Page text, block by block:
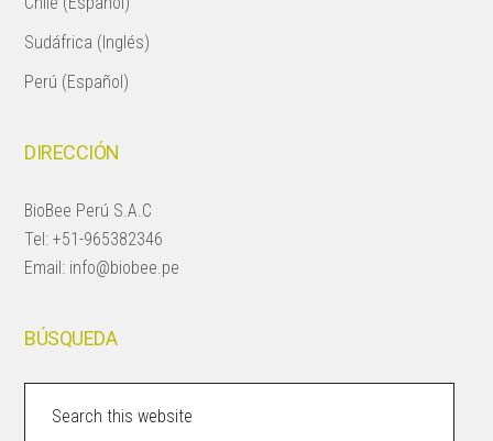
Sudáfrica (Inglés)
Perú (Español)
DIRECCIÓN
BioBee Perú S.A.C
Tel:+51-965382346
Email: info@biobee.pe
BÚSQUEDA